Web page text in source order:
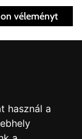
használ a
költséget
véleményt
Bevásárlókosár